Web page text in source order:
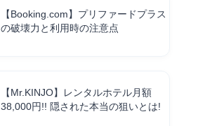
【Booking.com】プリファードプラス
の破壊力と利用時の注意点
【Mr.KINJO】レンタルホテル月額
38,000円!! 隠された本当の狙いとは!